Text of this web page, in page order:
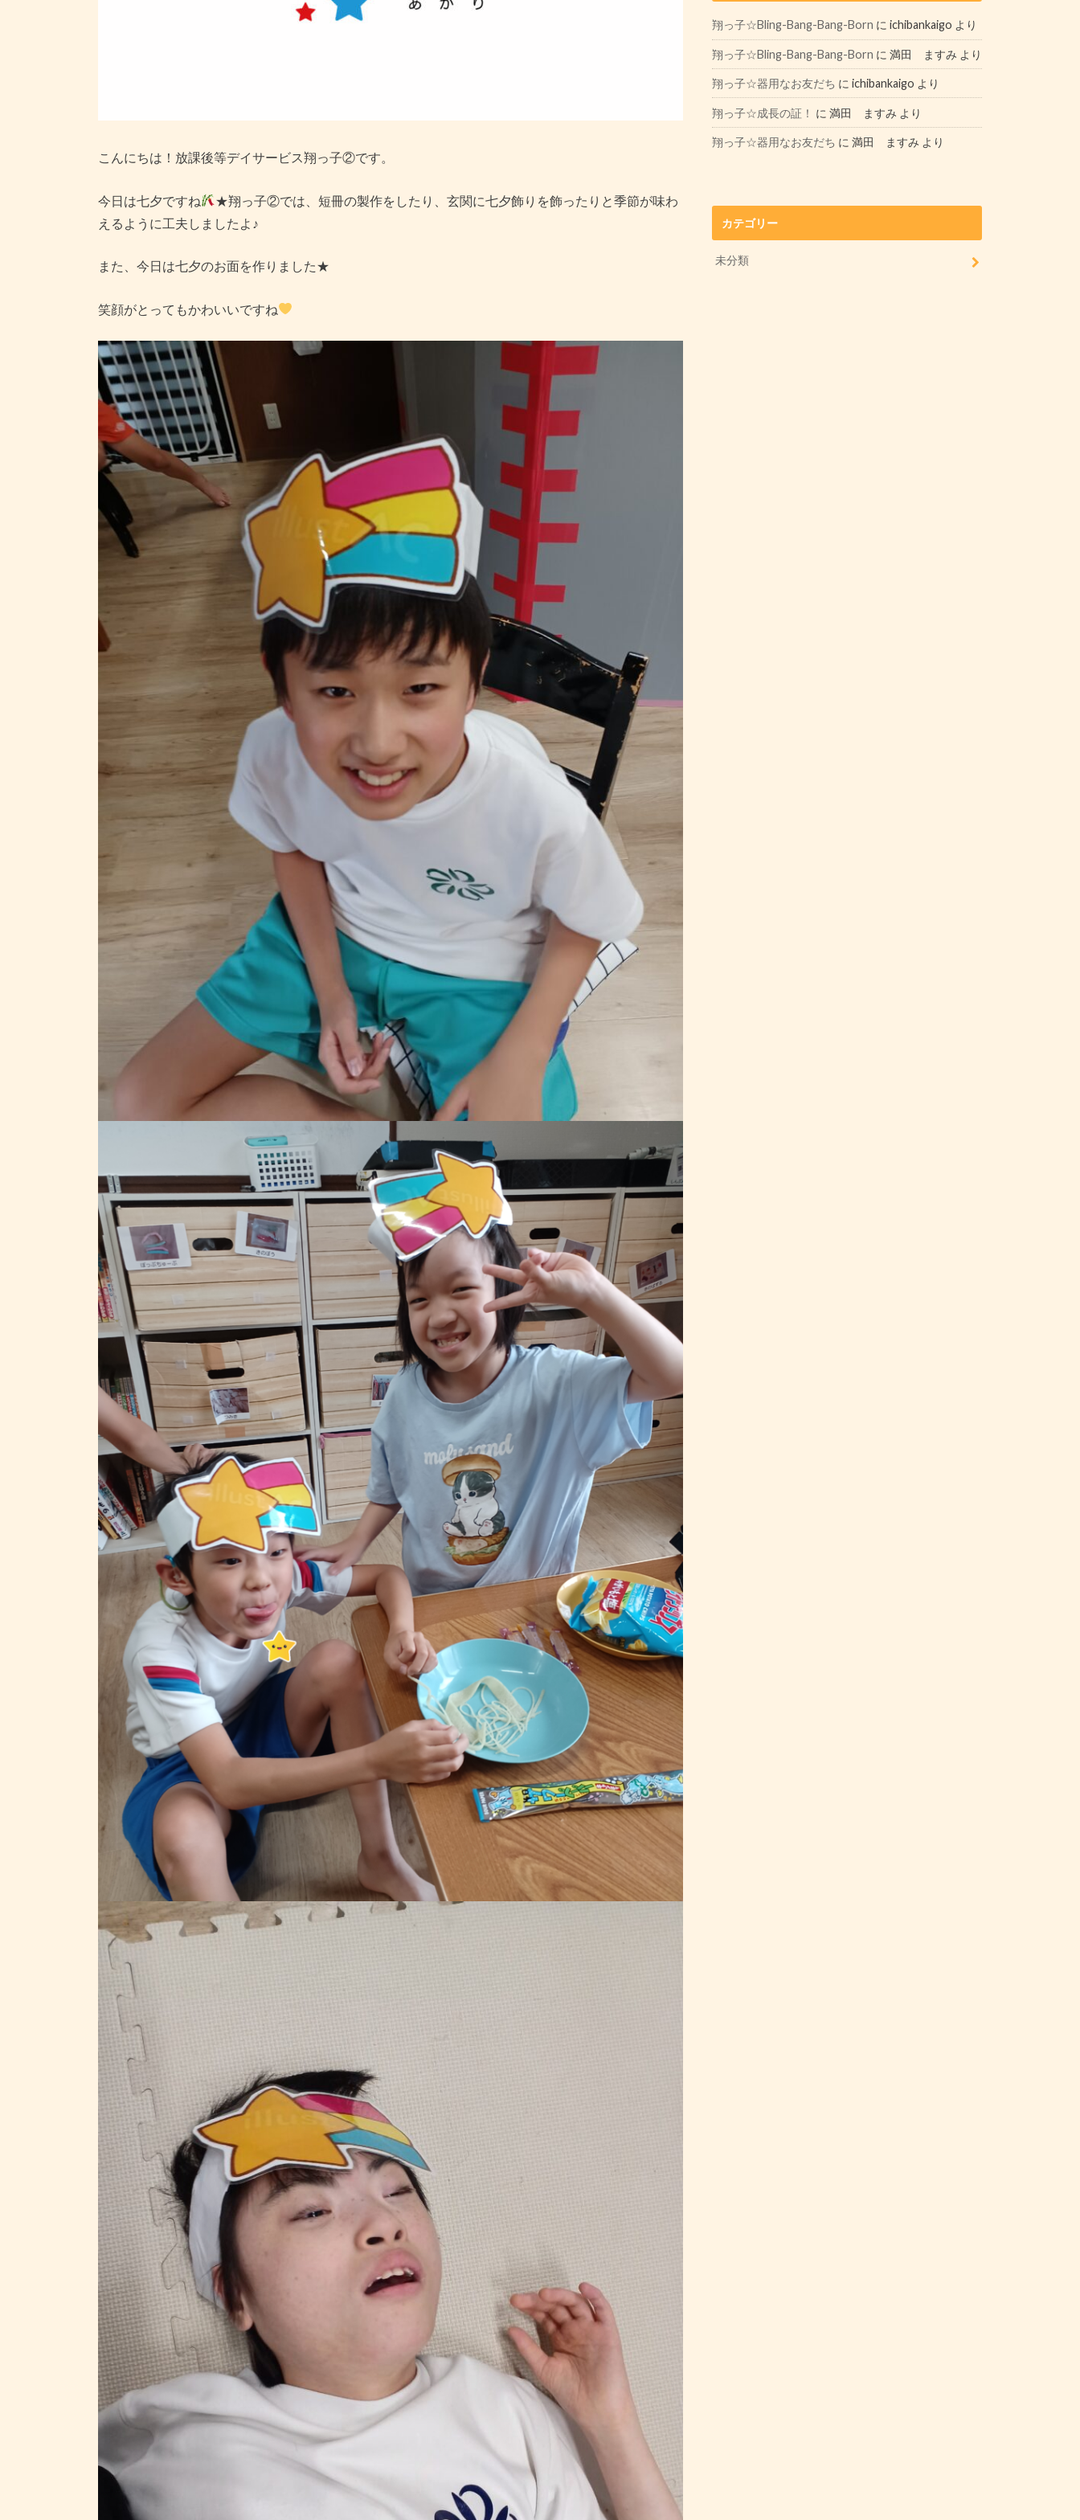
こんにちは！放課後等デイサービス翔っ子②です。
今日は七夕ですね
★翔っ子②では、短冊の製作をしたり、玄関に七夕飾りを飾ったりと季節が味わ
えるように工夫しましたよ♪
また、今日は七夕のお面を作りました★
笑顔がとってもかわいいですね
翔っ子☆Bling-Bang-Bang-Born に ichibankaigo より
翔っ子☆Bling-Bang-Bang-Born に 満田 ますみ より
翔っ子☆器用なお友だち に ichibankaigo より
翔っ子☆成長の証！ に 満田 ますみ より
翔っ子☆器用なお友だち に 満田 ますみ より
カテゴリー
未分類